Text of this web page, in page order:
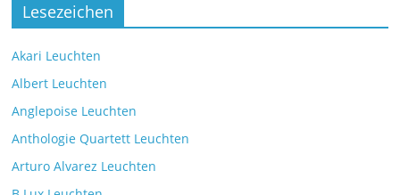
Lesezeichen
Akari Leuchten
Albert Leuchten
Anglepoise Leuchten
Anthologie Quartett Leuchten
Arturo Alvarez Leuchten